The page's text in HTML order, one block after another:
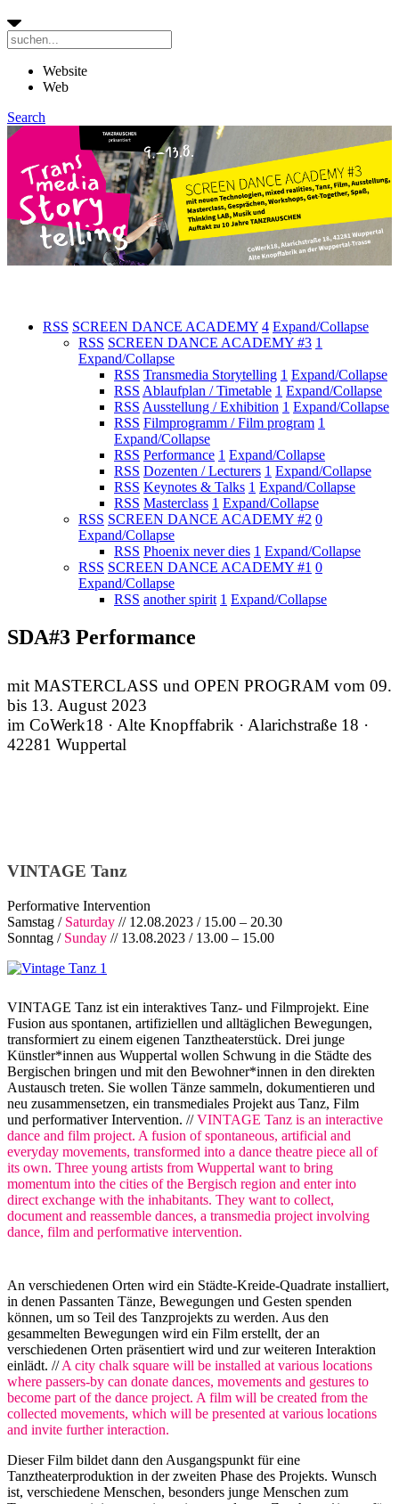
Website
Web
Search
RSS SCREEN DANCE ACADEMY 4 Expand/Collapse
RSS SCREEN DANCE ACADEMY #3 1
Expand/Collapse
RSS Transmedia Storytelling 1 Expand/Collapse
RSS Ablaufplan / Timetable 1 Expand/Collapse
RSS Ausstellung / Exhibition 1 Expand/Collapse
RSS Filmprogramm / Film program 1
Expand/Collapse
RSS Performance 1 Expand/Collapse
RSS Dozenten / Lecturers 1 Expand/Collapse
RSS Keynotes & Talks 1 Expand/Collapse
RSS Masterclass 1 Expand/Collapse
RSS SCREEN DANCE ACADEMY #2 0
Expand/Collapse
RSS Phoenix never dies 1 Expand/Collapse
RSS SCREEN DANCE ACADEMY #1 0
Expand/Collapse
RSS another spirit 1 Expand/Collapse
SDA#3 Performance
mit MASTERCLASS und OPEN PROGRAM vom 09.
bis 13. August 2023
im CoWerk18 · Alte Knopffabrik · Alarichstraße 18 ·
42281 Wuppertal
VINTAGE Tanz
Performative Intervention
Samstag / Saturday // 12.08.2023 / 15.00 – 20.30
Sonntag / Sunday // 13.08.2023 / 13.00 – 15.00
VINTAGE Tanz ist ein interaktives Tanz- und Filmprojekt. Eine
Fusion aus spontanen, artifiziellen und alltäglichen Bewegungen,
transformiert zu einem eigenen Tanztheaterstück. Drei junge
Künstler*innen aus Wuppertal wollen Schwung in die Städte des
Bergischen bringen und mit den Bewohner*innen in den direkten
Austausch treten. Sie wollen Tänze sammeln, dokumentieren und
neu zusammensetzen, ein transmediales Projekt aus Tanz, Film
und performativer Intervention. //VINTAGE Tanz is an interactive
dance and film project. A fusion of spontaneous, artificial and
everyday movements, transformed into a dance theatre piece all of
its own. Three young artists from Wuppertal want to bring
momentum into the cities of the Bergisch region and enter into
direct exchange with the inhabitants. They want to collect,
document and reassemble dances, a transmedia project involving
dance, film and performative intervention.
An verschiedenen Orten wird ein Städte-Kreide-Quadrate installiert,
in denen Passanten Tänze, Bewegungen und Gesten spenden
können, um so Teil des Tanzprojekts zu werden. Aus den
gesammelten Bewegungen wird ein Film erstellt, der an
verschiedenen Orten präsentiert wird und zur weiteren Interaktion
einlädt. //A city chalk square will be installed at various locations
where passers-by can donate dances, movements and gestures to
become part of the dance project. A film will be created from the
collected movements, which will be presented at various locations
and invite further interaction.
Dieser Film bildet dann den Ausgangspunkt für eine
Tanztheaterproduktion in der zweiten Phase des Projekts. Wunsch
ist, verschiedene Menschen, besonders junge Menschen zum